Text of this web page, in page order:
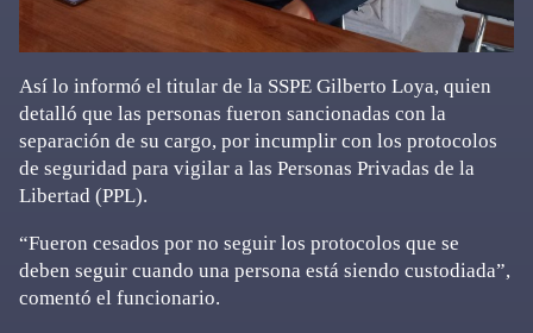
Así lo informó el titular de la SSPE Gilberto Loya, quien
detalló que las personas fueron sancionadas con la
separación de su cargo, por incumplir con los protocolos
de seguridad para vigilar a las Personas Privadas de la
Libertad (PPL).
“Fueron cesados por no seguir los protocolos que se
deben seguir cuando una persona está siendo custodiada”,
comentó el funcionario.